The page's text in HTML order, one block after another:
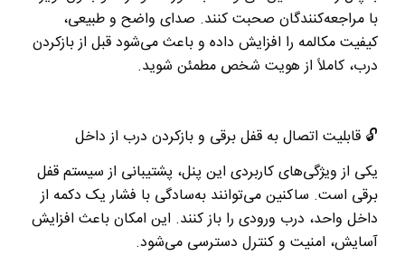
با مراجعه‌کنندگان صحبت کنند. صدای واضح و طبیعی،
کیفیت مکالمه را افزایش داده و باعث می‌شود قبل از بازکردن
درب، کاملاً از هویت شخص مطمئن شوید.
🔓 قابلیت اتصال به قفل برقی و بازکردن درب از داخل
یکی از ویژگی‌های کاربردی این پنل، پشتیبانی از سیستم قفل
برقی است. ساکنین می‌توانند به‌سادگی با فشار یک دکمه از
داخل واحد، درب ورودی را باز کنند. این امکان باعث افزایش
آسایش، امنیت و کنترل دسترسی می‌شود.